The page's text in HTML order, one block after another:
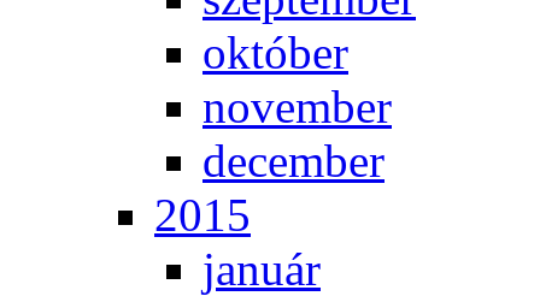
ok­tó­ber
no­vem­ber
de­cem­ber
2015
ja­nu­ár